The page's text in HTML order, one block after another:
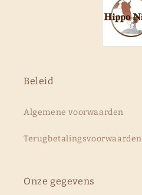
Beleid
Algemene voorwaarden
Terugbetalingsvoorwaarden
Onze gegevens